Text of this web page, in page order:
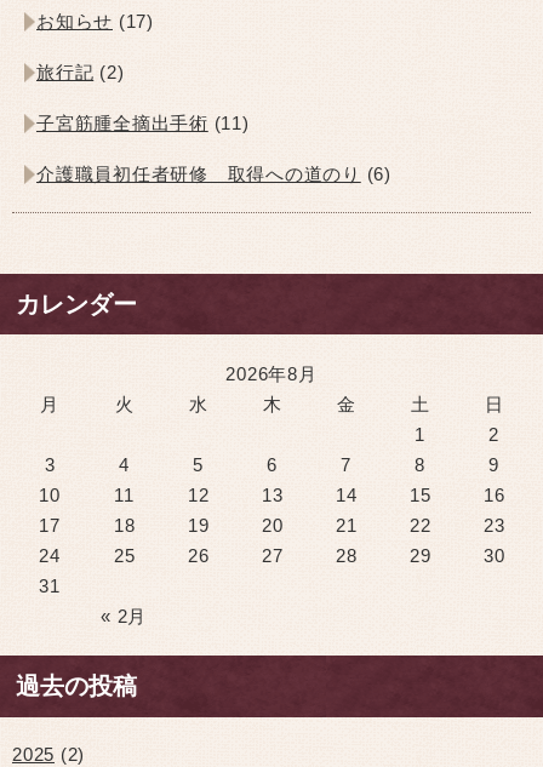
お知らせ (17)
旅行記 (2)
子宮筋腫全摘出手術 (11)
介護職員初任者研修 取得への道のり (6)
カレンダー
2026年8月
月
火 水 木 金 土 日
« 2月
1
2
3
4 5 6 7 8
9
10
11 12 13 14 15
16
17
18 19 20 21 22
23
24
25 26 27 28 29
30
31
過去の投稿
2025 (2)